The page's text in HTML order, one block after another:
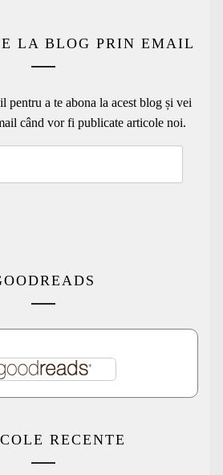
LA BLOG PRIN EMAIL
pentru a te abona la acest blog și vei
când vor fi publicate articole noi.
RECENTE